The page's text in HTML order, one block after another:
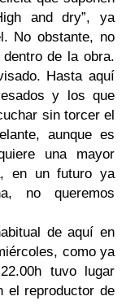
and dry”, ya
No obstante, no
de la obra.
Hasta aquí
y los que
sin torcer el
aunque es
una mayor
en un futuro ya
no queremos
de aquí en
como ya
tuvo lugar
el reproductor de